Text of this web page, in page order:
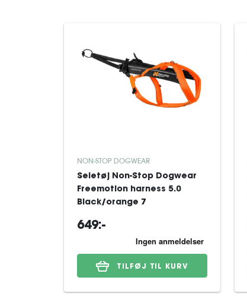
NON-STOP DOGWEAR
Seletøj Non-Stop Dogwear
Freemotion harness 5.0
Black/orange 7
649:-
TILFØJ TIL KURV